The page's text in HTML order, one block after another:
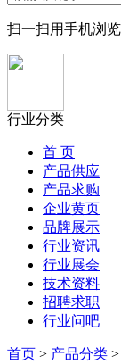
扫一扫用手机浏览
行业分类
首 页
产品供应
产品求购
企业黄页
品牌展示
行业资讯
行业展会
技术资料
招聘求职
行业问吧
首页 > 产品分类 >